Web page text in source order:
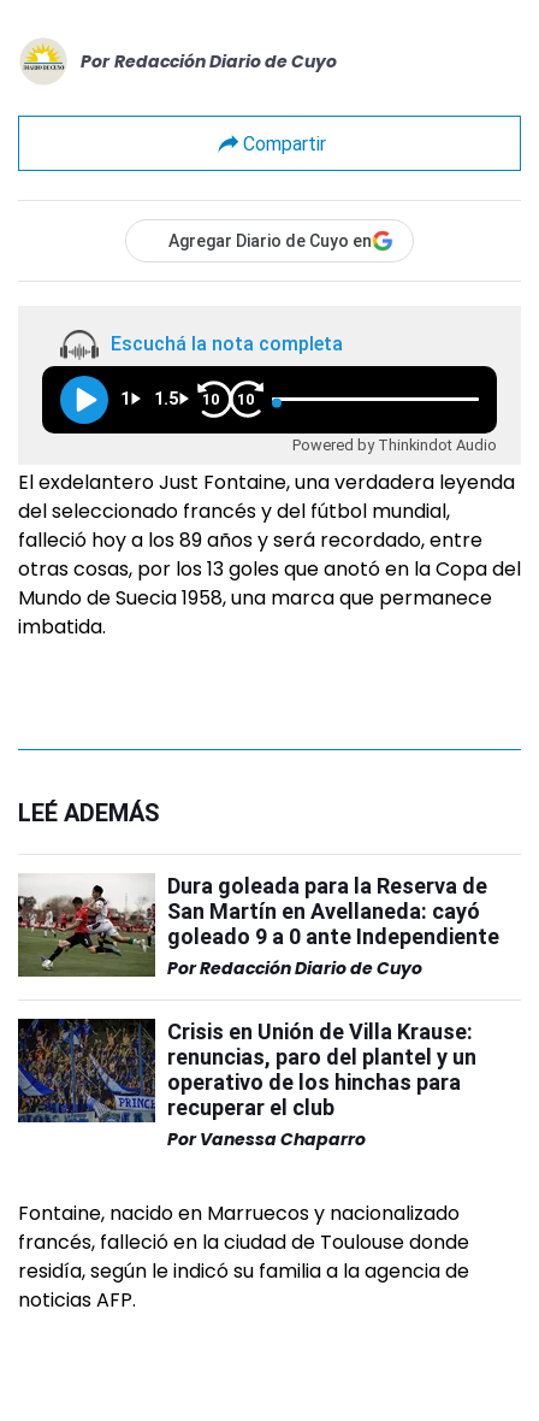
Por Redacción Diario de Cuyo
Compartir
Agregar Diario de Cuyo en
Escuchá la nota completa
1 1.5 10 10
Powered by Thinkindot Audio
El exdelantero Just Fontaine, una verdadera leyenda
del seleccionado francés y del fútbol mundial,
falleció hoy a los 89 años y será recordado, entre
otras cosas, por los 13 goles que anotó en la Copa del
Mundo de Suecia 1958, una marca que permanece
imbatida.
LEÉ ADEMÁS
Dura goleada para la Reserva de
San Martín en Avellaneda: cayó
goleado 9 a 0 ante Independiente
PorRedacción Diario de Cuyo
Crisis en Unión de Villa Krause:
renuncias, paro del plantel y un
operativo de los hinchas para
recuperar el club
Por Vanessa Chaparro
Fontaine, nacido en Marruecos y nacionalizado
francés, falleció en la ciudad de Toulouse donde
residía, según le indicó su familia a la agencia de
noticias AFP.